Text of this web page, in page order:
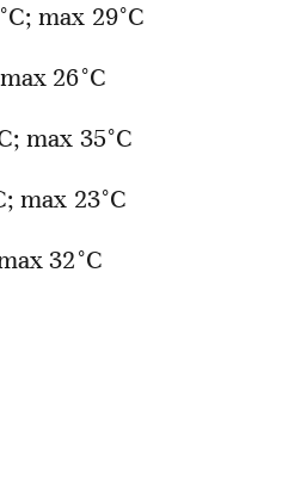
max 29°C
26°C
max 35°C
max 23°C
32°C